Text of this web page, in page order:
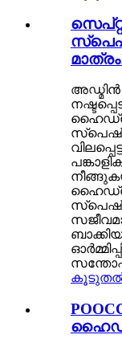
അഡ്മിൻ
കൂടുതൽ